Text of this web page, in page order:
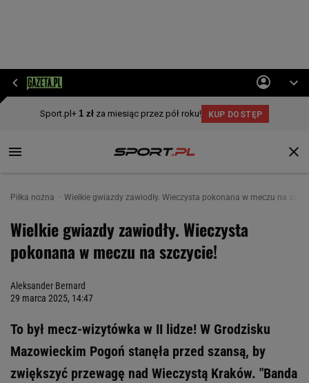
Piłka nożna Wielkie gwiazdy zawiodły. Wieczysta pokonana w meczu na
Wielkie gwiazdy zawiodły. Wieczysta
pokonana w meczu na szczycie!
Aleksander Bernard
29 marca 2025, 14:47
To był mecz-wizytówka w II lidze! W Grodzisku
Mazowieckim Pogoń stanęła przed szansą, by
zwiększyć przewagę nad Wieczystą Kraków. "Banda